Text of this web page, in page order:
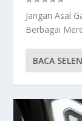
Jangan Asal
Berbagai
BACA